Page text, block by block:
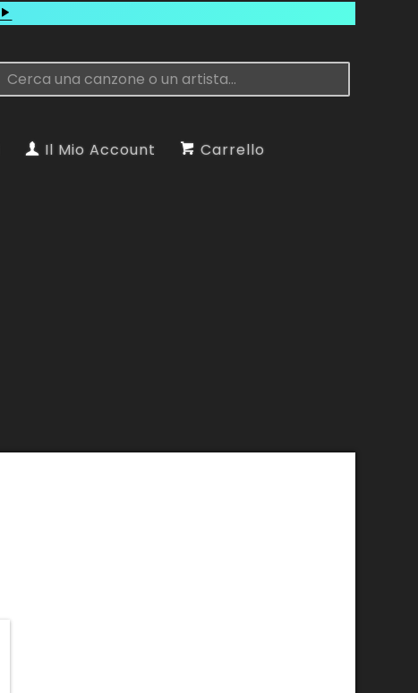
Il Mio Account Carrello